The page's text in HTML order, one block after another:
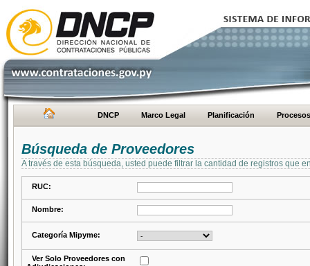
DNCP Marco Legal Planificación Procesos
Búsqueda de Proveedores
A través de esta búsqueda, usted puede filtrar la cantidad de registros que
RUC:
Nombre:
Categoría Mipyme:
Ver Solo Proveedores con